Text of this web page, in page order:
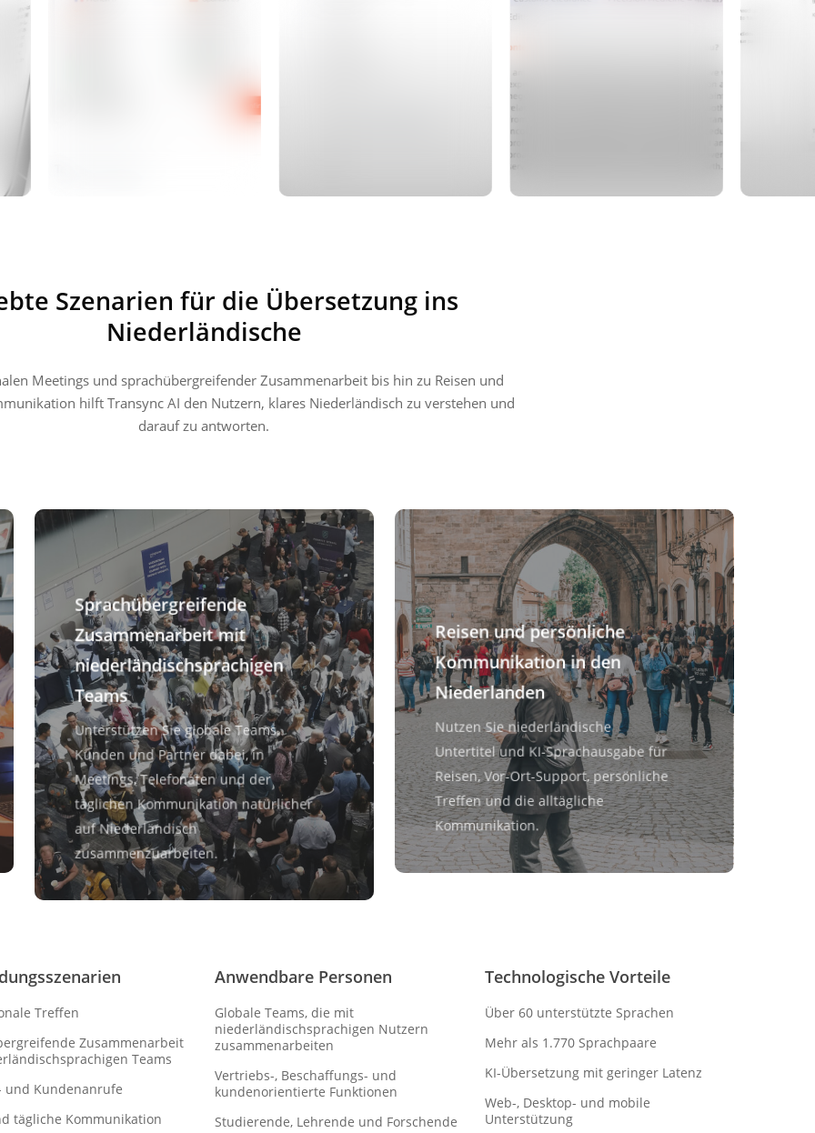
Szenarien für die Übersetzung ins
Niederländische
Meetings und sprachübergreifender Zusammenarbeit bis hin zu Reisen und
hilft Transync AI den Nutzern, klares Niederländisch zu verstehen und
darauf zu antworten.
Sprachübergreifende
Zusammenarbeit mit
niederländischsprachigen
Teams
Unterstützen Sie globale Teams,
Kunden und Partner dabei, in
Meetings, Telefonaten und der
täglichen Kommunikation natürlicher
auf Niederländisch
zusammenzuarbeiten.
Reisen und persönliche
Kommunikation in den
Niederlanden
Nutzen Sie niederländische
Untertitel und KI-Sprachausgabe für
Reisen, Vor-Ort-Support, persönliche
Treffen und die alltägliche
Kommunikation.
Treffen
Zusammenarbeit
Teams
und Kundenanrufe
tägliche Kommunikation
Anwendbare Personen
Globale Teams, die mit
niederländischsprachigen Nutzern
zusammenarbeiten
Vertriebs-, Beschaffungs- und
kundenorientierte Funktionen
Studierende, Lehrende und Forschende
Technologische Vorteile
Über 60 unterstützte Sprachen
Mehr als 1.770 Sprachpaare
KI-Übersetzung mit geringer Latenz
Web-, Desktop- und mobile
Unterstützung